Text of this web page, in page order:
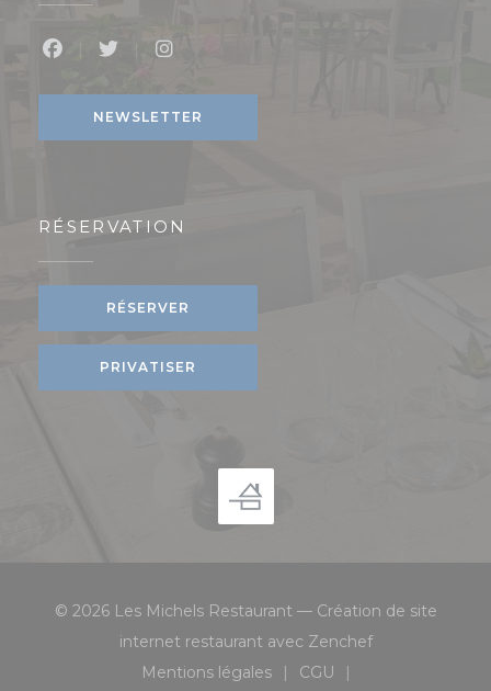
NEWSLETTER
RÉSERVATION
RÉSERVER
PRIVATISER
© 2026 Les Michels Restaurant — Création de site
internet restaurant avec Zenchef((ouvre une
Mentions légales
((ouvre une nouvelle fenêtre))
CGU
((ouvre une